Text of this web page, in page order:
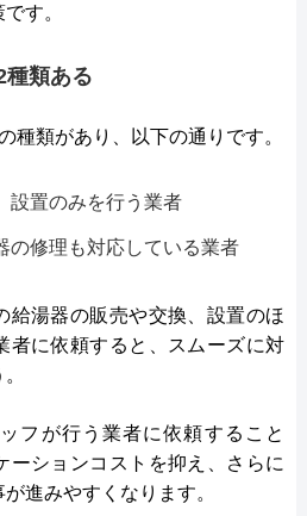
す。
種類ある
種類があり、以下の通りです。
設置のみを行う業者
の修理も対応している業者
給湯器の販売や交換、設置のほ
者に依頼すると、スムーズに対
フが行う業者に依頼すること
ーションコストを抑え、さらに
進みやすくなります。